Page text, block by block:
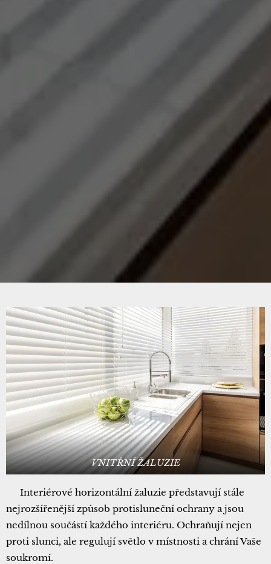
VNITŘNÍ ŽALUZIE
▪ Interiérové horizontální žaluzie představují stále
nejrozšířenější způsob protisluneční ochrany a jsou
nedílnou součástí každého interiéru. Ochraňují nejen
proti slunci, ale regulují světlo v místnosti a chrání Vaše
soukromí.